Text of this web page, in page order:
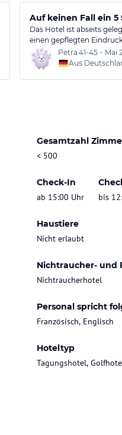
Auf keinen Fall ein 5
Das Hotel ist abseits
einen gepflegten
Petra 41-45 • Mai
Aus
Gesamtzahl
< 500
Check-In
ab 15:00 Uhr
bis
Haustiere
Nicht erlaubt
Nichtraucher- und
Nichtraucherhotel
Personal spricht
Französisch, Englisch
Hoteltyp
Tagungshotel,